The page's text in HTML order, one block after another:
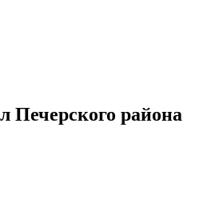
Печерского района